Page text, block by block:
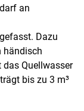
an
Dazu
händisch
Quellwasser
bis zu 3 m³